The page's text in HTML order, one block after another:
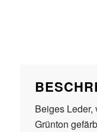
Beiges
Grünton